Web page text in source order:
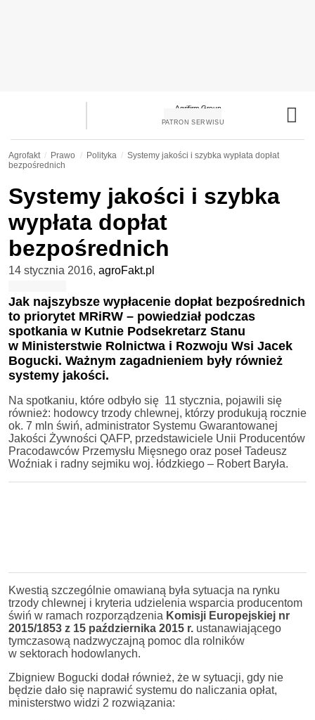
PATRON SERWISU
Agrofakt Prawo Polityka
Systemy jakości i szybka wypłata dopłat
bezpośrednich
Systemy jakości i szybka
wypłata dopłat
bezpośrednich
14 stycznia 2016, agroFakt.pl
Jak najszybsze wypłacenie dopłat bezpośrednich
to priorytet MRiRW – powiedział podczas
spotkania w Kutnie Podsekretarz Stanu
w Ministerstwie Rolnictwa i Rozwoju Wsi Jacek
Bogucki. Ważnym zagadnieniem były również
systemy jakości.
Na spotkaniu, które odbyło się 11 stycznia, pojawili się
również: hodowcy trzody chlewnej, którzy produkują rocznie
ok. 7 mln świń, administrator Systemu Gwarantowanej
Jakości Żywności QAFP, przedstawiciele Unii Producentów
Pracodawców Przemysłu Mięsnego oraz poseł Tadeusz
Woźniak i radny sejmiku woj. łódzkiego – Robert Baryła.
Kwestią szczególnie omawianą była sytuacja na rynku
trzody chlewnej i kryteria udzielenia wsparcia producentom
świń w ramach rozporządzenia Komisji Europejskiej nr
2015/1853 z 15 października 2015 r. ustanawiającego
tymczasową nadzwyczajną pomoc dla rolników
w sektorach hodowlanych.
Zbigniew Bogucki dodał również, że w sytuacji, gdy nie
będzie dało się naprawić systemu do naliczania opłat,
ministerstwo widzi 2 rozwiązania: